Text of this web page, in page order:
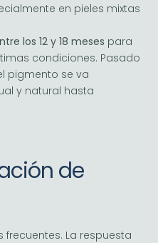
en pieles mixtas
los 12 y 18 meses para
condiciones. Pasado
pigmento se va
y natural hasta
de
La respuesta